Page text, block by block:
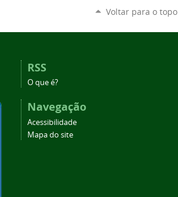
Voltar para o topo
RSS
O que é?
Navegação
Acessibilidade
Mapa do site